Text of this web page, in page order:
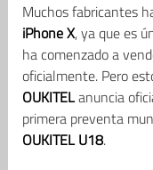
Muchos fabricantes
iPhone X, ya que es
ha comenzado a
oficialmente. Pero
OUKITELanuncia
primera preventa
OUKITEL U18.